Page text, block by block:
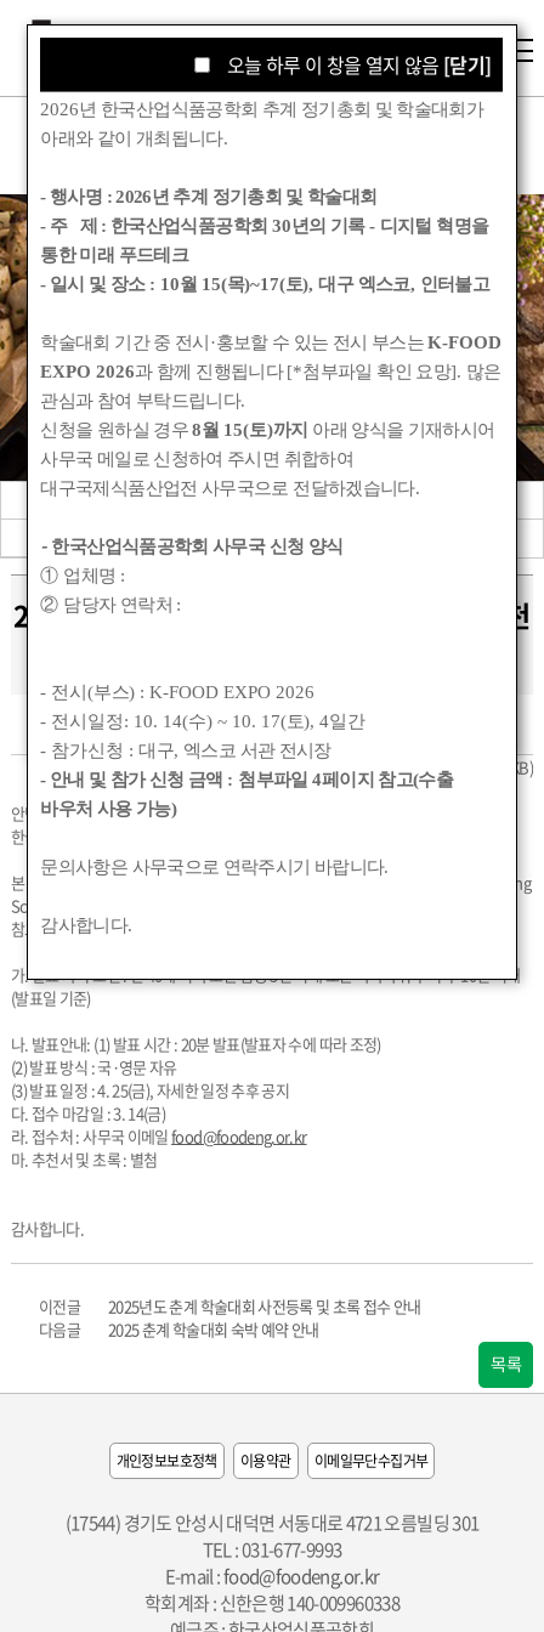
학회소식
Korean Society for Food Engineering
공지사항
관련기관소식
회원동정
2025 춘계 학술대회 신진과학자 강연 연사 추천
작성자 :관리자 작성일 :2025-02-17 00:00
2025_신진과학자_추천_양식.doc
(50KB)
안녕하세요
한국산업식품공학회입니다.
본 학회에서는 2025년 춘계 학술대회 및 정기총회 기간 중 진행되는 신진과학자(Young
Scientists) 세션에서 발표할 연사를 다음과 같이 추천받고자 하오니, 아래 내용을
참고하시어 기한내 신청하여 주시기 바랍니다.
가. 발표 자격 조건 : 만 40세 이하 또는 임용 5년 이내 또는 박사학위 수여 후 10년 이내
(발표일 기준)
나. 발표안내: (1) 발표 시간 : 20분 발표(발표자 수에 따라 조정)
(2) 발표 방식 : 국·영문 자유
(3) 발표 일정 : 4. 25(금), 자세한 일정 추후 공지
다. 접수 마감일 : 3. 14(금)
라. 접수처 : 사무국 이메일food@foodeng.or.kr
마. 추천서 및 초록 : 별첨
감사합니다.
이전글
2025년도 춘계 학술대회 사전등록 및 초록 접수 안내
다음글
2025 춘계 학술대회 숙박 예약 안내
목록
개인정보보호정책 이용약관 이메일무단수집거부
(17544) 경기도 안성시 대덕면 서동대로 4721 오름빌딩 301
TEL : 031-677-9993
E-mail :food@foodeng.or.kr
학회계좌 : 신한은행 140-009960338
오늘 하루 이 창을 열지 않음 [닫기]
오늘 하루 이 창을 열지 않음 [닫기]
2026년 한국산업식품공학회 추계 정기총회 및 학술대회가
아래와 같이 개최됩니다.
- 행사명 :2026년 추계 정기총회 및 학술대회
- 주 제 : 한국산업식품공학회 30년의 기록- 디지털 혁명을
통한 미래 푸드테크
- 일시 및 장소 : 10월 15(목)~17(토),대구 엑스코, 인터불고
학술대회 기간 중 전시 ·홍보할 수 있는 전시 부스는K-FOOD
EXPO 2026과 함께 진행됩니다[*첨부파일 확인 요망]. 많은
관심과 참여 부탁드립니다.
신청을 원하실 경우8월 15(토)까지 아래 양식을 기재하시어
사무국 메일로 신청하여 주시면 취합하여
대구국제식품산업전 사무국으로 전달하겠습니다.
- 한국산업식품공학회 사무국 신청 양식
① 업체명 :
② 담당자 연락처 :
- 전시(부스) : K-FOOD EXPO 2026
- 전시일정: 10. 14(수) ~ 10. 17(토), 4일간
- 참가신청 :대구, 엑스코 서관 전시장
- 안내 및 참가 신청 금액 : 첨부파일 4페이지 참고(수출
바우처 사용 가능)
문의사항은 사무국으로 연락주시기 바랍니다.
감사합니다.